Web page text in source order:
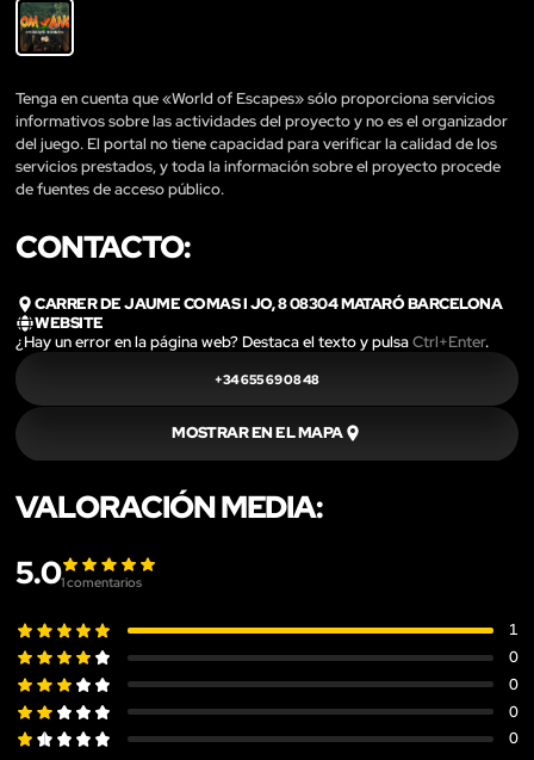
Tenga en cuenta que «World of Escapes» sólo proporciona servicios
informativos sobre las actividades del proyecto y no es el organizador
del juego. El portal no tiene capacidad para verificar la calidad de los
servicios prestados, y toda la información sobre el proyecto procede
de fuentes de acceso público.
CONTACTO:
CARRER DE JAUME COMAS I JO, 8 08304 MATARÓ BARCELONA
WEBSITE
¿Hay un error en la página web? Destaca el texto y pulsaCtrl+Enter.
+34 655 69 08 48
MOSTRAR EN EL MAPA
VALORACIÓN MEDIA:
5.01comentarios
1
0
0
0
0